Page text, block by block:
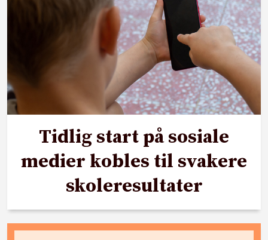
Tidlig start på sosiale
medier kobles til svakere
skoleresultater